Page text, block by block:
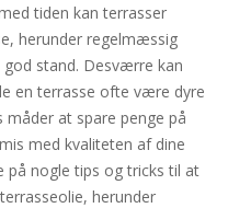
tiden kan terrasser
herunder regelmæssig
stand. Desværre kan
en terrasse ofte være dyre
måder at spare penge på
med kvaliteten af ​​dine
på nogle tips og tricks til at
herunder